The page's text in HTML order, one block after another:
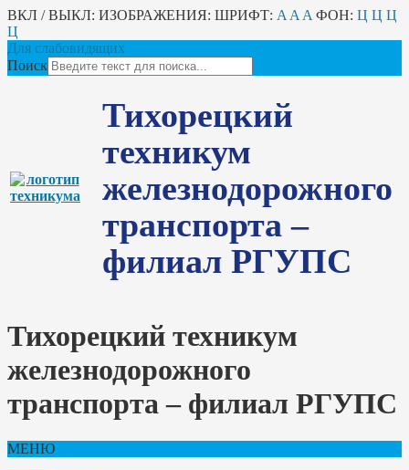
ВКЛ / ВЫКЛ: ИЗОБРАЖЕНИЯ: ШРИФТ: A A A ФОН: Ц Ц Ц
Ц
Для слабовидящих
Поиск
Тихорецкий
техникум
железнодорожного
транспорта –
филиал РГУПС
Тихорецкий техникум
железнодорожного
транспорта – филиал РГУПС
МЕНЮ